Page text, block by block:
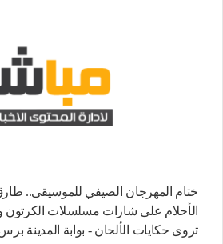
ختام المهرجان الصيفي للموسيقى..
الأحلام على شارات مسلسلات الكرتون
تروى حكايات الألحان - بوابة المدينة